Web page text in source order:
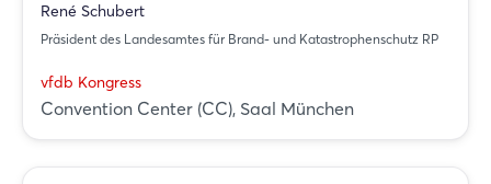
René Schubert
Präsident des Landesamtes für Brand- und Katastrophenschutz RP
vfdb Kongress
Convention Center (CC), Saal München